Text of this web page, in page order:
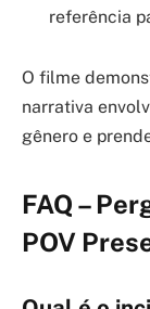
referência
O filme
narrativa
gênero e
FAQ –
POV